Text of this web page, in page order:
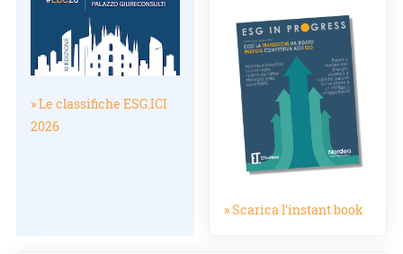
» Le classifiche ESG.ICI
2026
» Scarica l'instant book